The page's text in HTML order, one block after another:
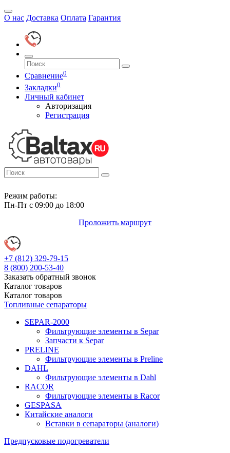
О нас Доставка Оплата Гарантия
Сравнение0
Закладки0
Личный кабинет
Авторизация
Регистрация
Режим работы:
Пн-Пт с 09:00 до 18:00
Проложить маршрут
+7 (812) 329-79-15
8 (800) 200-53-40
Заказать обратный звонок
Каталог товаров
Каталог товаров
Топливные сепараторы
SEPAR-2000
Фильтрующие элементы в Separ
Запчасти к Separ
PRELINE
Фильтрующие элементы в Preline
DAHL
Фильтрующие элементы в Dahl
RACOR
Фильтрующие элементы в Racor
GESPASA
Китайские аналоги
Вставки в сепараторы (аналоги)
Предпусковые подогреватели